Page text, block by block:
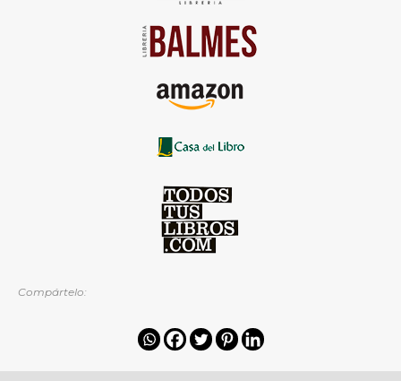
Compártelo: